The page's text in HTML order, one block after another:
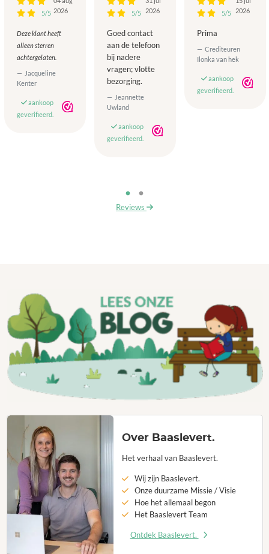
5/5 2026
Deze klant heeft
alleen sterren
achtergelaten.
Jacqueline
Kenter
aankoop
geverifieerd.
5/5
2026
Goed contact
aan de telefoon
bij nadere
vragen; vlotte
bezorging.
Jeannette
Uwland
aankoop
geverifieerd.
5/5
2026
Prima
Crediteuren
Ilonka van hek
aankoop
geverifieerd.
Reviews
Over Baaslevert.
Het verhaal van Baaslevert.
Wij zijn Baaslevert.
Onze duurzame Missie / Visie
Hoe het allemaal begon
Het Baaslevert Team
Ontdek Baaslevert.